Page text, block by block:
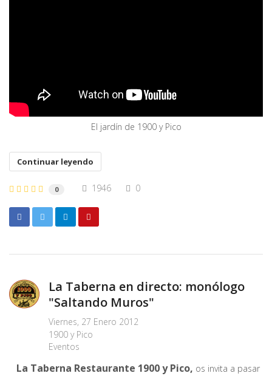
El jardín de 1900 y Pico
Continuar leyendo
0 1946 0
La Taberna en directo: monólogo
"Saltando Muros"
Viernes, 27 Enero 2012
1900 y Pico
Eventos
La Taberna Restaurante 1900 y Pico, os invita a pasar